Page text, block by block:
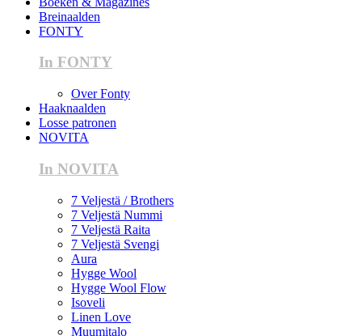
Breinaalden
FONTY
In FONTY
Over Fonty
Haaknaalden
Losse patronen
NOVITA
In NOVITA
7 Veljestä / Brothers
7 Veljestä Nummi
7 Veljestä Raita
7 Veljestä Svengi
Aura
Hygge Wool
Hygge Wool Flow
Isoveli
Linen Love
Muumitalo